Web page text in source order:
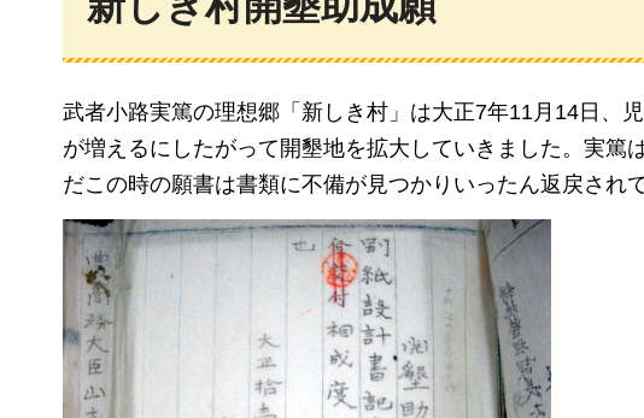
武者小路実篤の理想郷「新しき村」は大正7年11月14日、
が増えるにしたがって開墾地を拡大していきました。実篤
だこの時の願書は書類に不備が見つかりいったん返戻され